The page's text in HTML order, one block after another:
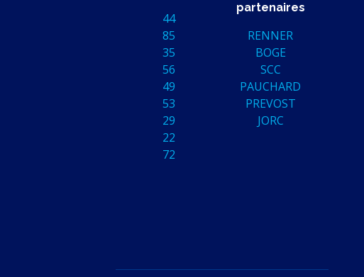
44
85
35
56
49
53
29
22
72
partenaires
RENNER
BOGE
SCC
PAUCHARD
PREVOST
JORC